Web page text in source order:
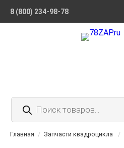
8 (800) 234-98-78
Поиск
товаров
Главная / Запчасти квадроцикла /